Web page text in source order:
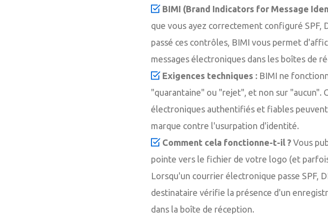
BIMI (Brand Indicators for Message
que vous ayez correctement configuré SPF,
passé ces contrôles, BIMI vous permet
messages électroniques dans les boîtes de
Exigences techniques : BIMI ne
"quarantaine" ou "rejet", et non sur "aucun".
électroniques authentifiés et fiables
marque contre l'usurpation d'identité.
Comment cela fonctionne-t-il ? Vous
pointe vers le fichier de votre logo (et
Lorsqu'un courrier électronique passe SPF,
destinataire vérifie la présence d'un
dans la boîte de réception.